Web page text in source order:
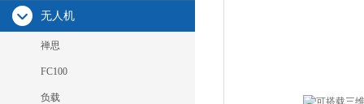
无人机
禅思
FC100
负载